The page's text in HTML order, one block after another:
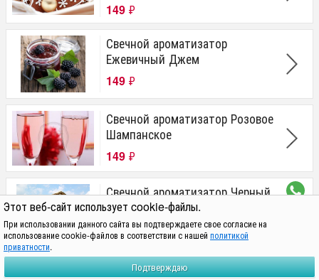
Этот веб-сайт использует cookie-файлы.
При использовании данного сайта вы подтверждаете свое согласие на
использование cookie-файлов в соответствии с нашей политикой
приватности.
Подтверждаю
149 ₽
Свечной ароматизатор
Ежевичный Джем
149 ₽
Свечной ароматизатор Розовое
Шампанское
149 ₽
Свечной ароматизатор Черный
Афродизии
149₽
Политика обработки персональных данных находится по адресу
https://svechmag.ru/privacy/